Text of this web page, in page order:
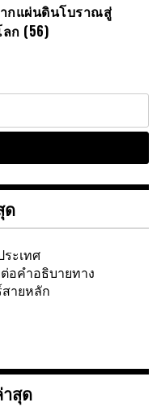
ากแผ่นดินโบราณสู่
ก (56)
ด
ะเทศ
อคำอธิบายทาง
ายหลัก
สุด